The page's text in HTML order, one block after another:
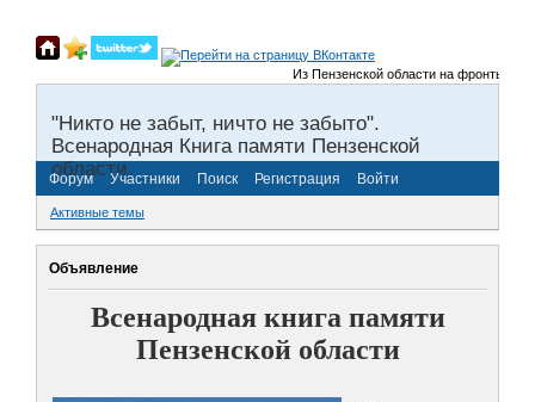
Из Пензенской области на фронты
"Никто не забыт, ничто не забыто".
Всенародная Книга памяти Пензенской
области.
Форум Участники Поиск Регистрация Войти
Активные темы
Объявление
Всенародная книга памяти
Пензенской области